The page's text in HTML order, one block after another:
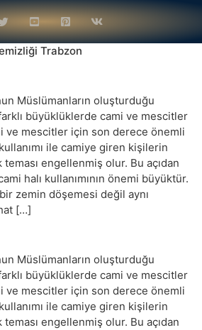
Trabzon
Müslümanların oluşturduğu
büyüklüklerde cami ve mescitler
ve mescitler için son derece önemli
ile camiye giren kişilerin
engellenmiş olur. Bu açıdan
halı kullanımının önemi büyüktür.
bir zemin döşemesi değil aynı
[…]
Müslümanların oluşturduğu
büyüklüklerde cami ve mescitler
ve mescitler için son derece önemli
ile camiye giren kişilerin
engellenmiş olur. Bu açıdan